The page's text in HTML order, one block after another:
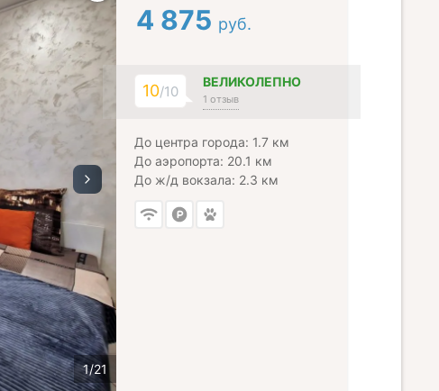
4 875 руб.
10/10
ВЕЛИКОЛЕПНО
1 отзыв
До центра города: 1.7 км
До аэропорта: 20.1 км
До ж/д вокзала: 2.3 км